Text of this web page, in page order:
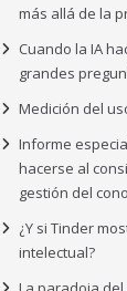
más allá de la
Cuando la IA
grandes
Medición del
Informe
hacerse al
gestión del
¿Y si Tinder
intelectual?